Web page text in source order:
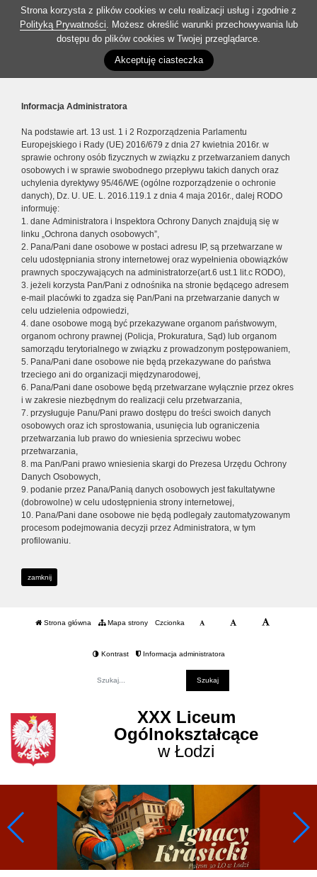
Strona korzysta z plików cookies w celu realizacji usług i zgodnie z
Polityką Prywatności. Możesz określić warunki przechowywania lub
dostępu do plików cookies w Twojej przeglądarce.
Akceptuję ciasteczka
Informacja Administratora
Na podstawie art. 13 ust. 1 i 2 Rozporządzenia Parlamentu
Europejskiego i Rady (UE) 2016/679 z dnia 27 kwietnia 2016r. w
sprawie ochrony osób fizycznych w związku z przetwarzaniem danych
osobowych i w sprawie swobodnego przepływu takich danych oraz
uchylenia dyrektywy 95/46/WE (ogólne rozporządzenie o ochronie
danych), Dz. U. UE. L. 2016.119.1 z dnia 4 maja 2016r., dalej RODO
informuję:
1. dane Administratora i Inspektora Ochrony Danych znajdują się w
linku „Ochrona danych osobowych”,
2. Pana/Pani dane osobowe w postaci adresu IP, są przetwarzane w
celu udostępniania strony internetowej oraz wypełnienia obowiązków
prawnych spoczywających na administratorze(art.6 ust.1 lit.c RODO),
3. jeżeli korzysta Pan/Pani z odnośnika na stronie będącego adresem
e-mail placówki to zgadza się Pan/Pani na przetwarzanie danych w
celu udzielenia odpowiedzi,
4. dane osobowe mogą być przekazywane organom państwowym,
organom ochrony prawnej (Policja, Prokuratura, Sąd) lub organom
samorządu terytorialnego w związku z prowadzonym postępowaniem,
5. Pana/Pani dane osobowe nie będą przekazywane do państwa
trzeciego ani do organizacji międzynarodowej,
6. Pana/Pani dane osobowe będą przetwarzane wyłącznie przez okres
i w zakresie niezbędnym do realizacji celu przetwarzania,
7. przysługuje Panu/Pani prawo dostępu do treści swoich danych
osobowych oraz ich sprostowania, usunięcia lub ograniczenia
przetwarzania lub prawo do wniesienia sprzeciwu wobec
przetwarzania,
8. ma Pan/Pani prawo wniesienia skargi do Prezesa Urzędu Ochrony
Danych Osobowych,
9. podanie przez Pana/Panią danych osobowych jest fakultatywne
(dobrowolne) w celu udostępnienia strony internetowej,
10. Pana/Pani dane osobowe nie będą podlegały zautomatyzowanym
procesom podejmowania decyzji przez Administratora, w tym
profilowaniu.
zamknij
Strona główna Mapa strony Czcionka
Kontrast Informacja administratora
XXX Liceum
Ogólnokształcące
w Łodzi